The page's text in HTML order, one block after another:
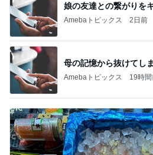
娘の友達との繋がりを
Amebaトピックス 2日前
母の記憶から抜けてし
Amebaトピックス 19時